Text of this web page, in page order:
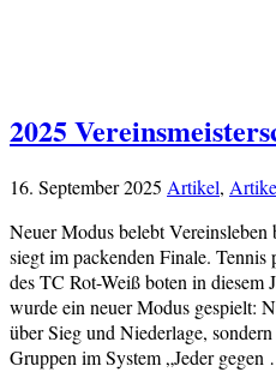
2025
16. September 2025 Artikel,
Neuer Modus belebt
siegt im packenden Finale. Tennis
des TC Rot-Weiß boten in diesem
wurde ein neuer Modus gespielt:
über Sieg und Niederlage,
Gruppen im System „Jeder gegen